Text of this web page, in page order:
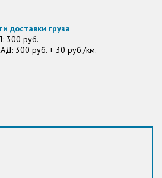
доставки груза
300 руб.
300 руб. + 30 руб./км.